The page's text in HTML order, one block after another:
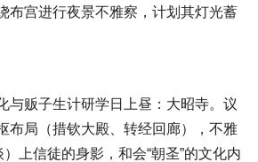
布宫进行夜景不雅察，计划其灯光蓄
与贩子生计研学日上昼：大昭寺。议
布局（措钦大殿、转经回廊），不雅
）上信徒的身影，和会“朝圣”的文化内